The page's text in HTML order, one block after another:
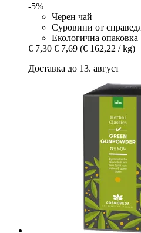
-5%
Черен чай
Суровини от
Екологична опаковка
€ 7,30 € 7,69 (€ 162,22 / kg)
Доставка до 13. август